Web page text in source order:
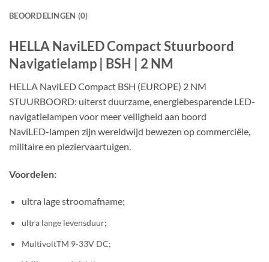
BEOORDELINGEN (0)
HELLA NaviLED Compact Stuurboord
Navigatielamp | BSH | 2 NM
HELLA NaviLED Compact BSH (EUROPE) 2 NM
STUURBOORD: uiterst duurzame, energiebesparende LED-
navigatielampen voor meer veiligheid aan boord
NaviLED-lampen zijn wereldwijd bewezen op commerciële,
militaire en pleziervaartuigen.
Voordelen:
ultra lage stroomafname;
ultra lange levensduur;
MultivoltTM 9-33V DC;